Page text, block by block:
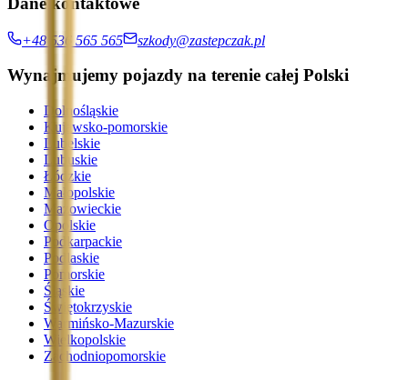
+48 536 565 565 szkody@zastepczak.pl
Wynajmujemy pojazdy na terenie całej Polski
Dolnośląskie
Kujawsko-pomorskie
Lubelskie
Lubuskie
Łódzkie
Małopolskie
Mazowieckie
Opolskie
Podkarpackie
Podlaskie
Pomorskie
Śląskie
Świętokrzyskie
Warmińsko-Mazurskie
Wielkopolskie
Zachodniopomorskie